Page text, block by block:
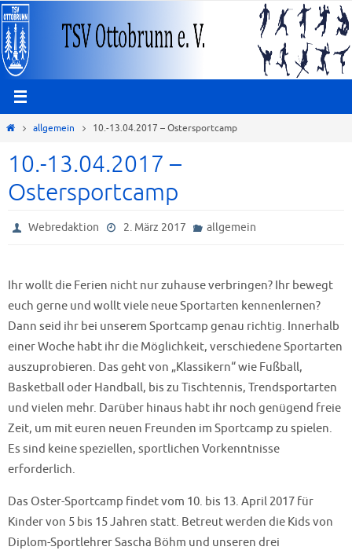
Zum
Inhalt
springen
Startallgemein 10.-13.04.2017 – Ostersportcamp
10.-13.04.2017 –
Ostersportcamp
Webredaktion 2. März 2017 allgemein
Ihr wollt die Ferien nicht nur zuhause verbringen? Ihr bewegt
euch gerne und wollt viele neue Sportarten kennenlernen?
Dann seid ihr bei unserem Sportcamp genau richtig. Innerhalb
einer Woche habt ihr die Möglichkeit, verschiedene Sportarten
auszuprobieren. Das geht von „Klassikern“ wie Fußball,
Basketball oder Handball, bis zu Tischtennis, Trendsportarten
und vielen mehr. Darüber hinaus habt ihr noch genügend freie
Zeit, um mit euren neuen Freunden im Sportcamp zu spielen.
Es sind keine speziellen, sportlichen Vorkenntnisse
erforderlich.
Das Oster-Sportcamp findet vom 10. bis 13. April 2017 für
Kinder von 5 bis 15 Jahren statt. Betreut werden die Kids von
Diplom-Sportlehrer Sascha Böhm und unseren drei